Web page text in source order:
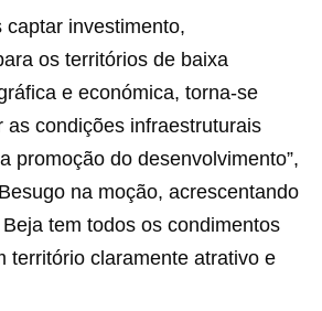
captar investimento,
os territórios de baixa
e económica, torna-se
as condições infraestruturais
promoção do desenvolvimento”,
na moção, acrescentando
tem todos os condimentos
território claramente atrativo e